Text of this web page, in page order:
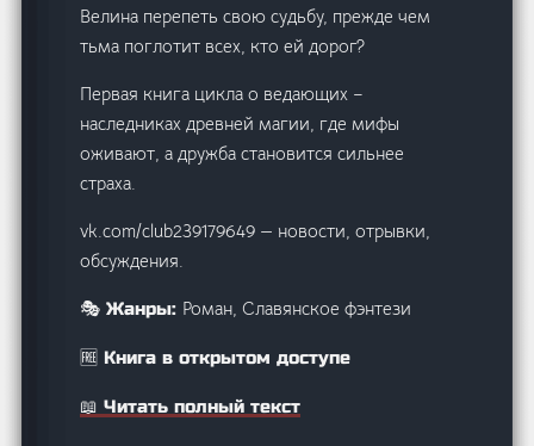
Велина перепеть свою судьбу, прежде чем
тьма поглотит всех, кто ей дорог?
Первая книга цикла о ведающих –
наследниках древней магии, где мифы
оживают, а дружба становится сильнее
страха.
vk.com/club239179649 — новости, отрывки,
обсуждения.
🎭 Жанры: Роман, Славянское фэнтези
🆓 Книга в открытом доступе
📖 Читать полный текст